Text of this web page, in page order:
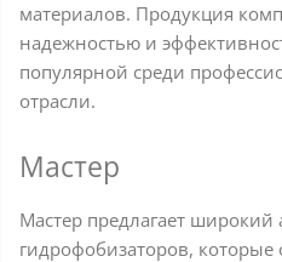
материалов. Продукция
надежностью и
популярной среди
отрасли.
Мастер
Мастер предлагает широкий
гидрофобизаторов,